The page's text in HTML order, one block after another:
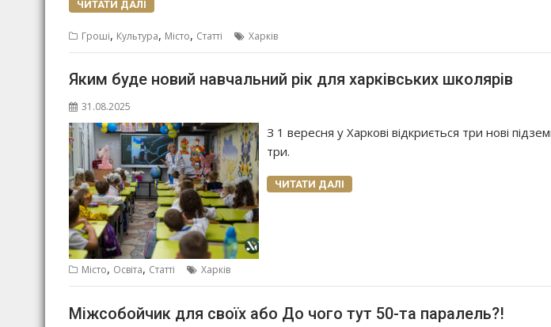
ЧИТАТИ ДАЛІ
Гроші, Культура, Місто, Статті Харків
Яким буде новий навчальний рік для харківських школярів
31.08.2025
З 1 вересня у Харкові відкриється три нові
три.
ЧИТАТИ ДАЛІ
Місто, Освіта, Статті Харків
Міжсобойчик для своїх або До чого тут 50-та паралель?!